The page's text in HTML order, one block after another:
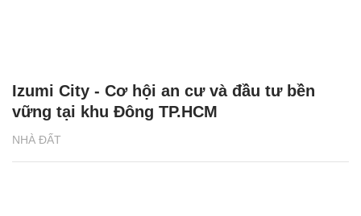
NHÀ ĐẤT
Izumi City - Cơ hội an cư và đầu tư bền
vững tại khu Đông TP.HCM